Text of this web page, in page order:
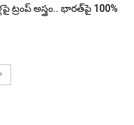
ట్రంప్ అస్త్రం.. భారత్‌పై 100%